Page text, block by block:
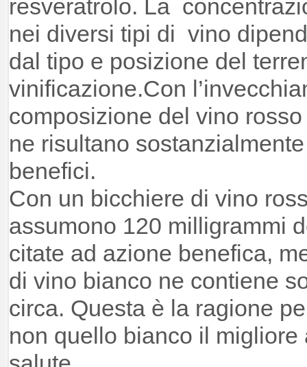
resveratrolo. La
nei diversi tipi di vino
dal tipo e posizione del
vinificazione.Con
composizione del vino
ne risultano
benefici.
Con un bicchiere di vino
assumono 120 milligrammi
citate ad azione benefica,
di vino bianco ne contiene
circa. Questa è la ragione
non quello bianco il